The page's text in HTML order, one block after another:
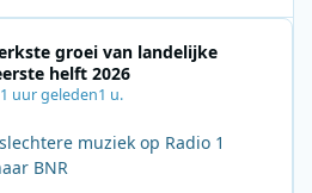
groei van landelijke
helft 2026
1 uur geleden1 u.
muziek op Radio 1
BNR